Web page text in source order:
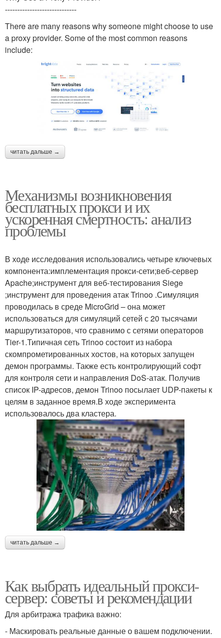
-----------------------------
There are many reasons why someone might choose to use
a proxy provider. Some of the most common reasons
include:
читать дальше →
Механизмы возникновения
бесплатных прокси и их
ускоренная смертность: анализ
проблемы
В ходе исследования использовались четыре ключевых
компонента:имплементация прокси-сети;веб-сервер
Apache;инструмент для веб-тестирования Siege
;инструмент для проведения атак Trinoo .Симуляция
проводилась в среде MicroGrid – она может
использоваться для симуляций сетей с 20 тысячами
маршрутизаторов, что сравнимо с сетями операторов
Tier-1.Типичная сеть Trinoo состоит из набора
скомпрометированных хостов, на которых запущен
демон программы. Также есть контролирующий софт
для контроля сети и направления DoS-атак. Получив
список IP-адресов, демон Trinoo посылает UDP-пакеты к
целям в заданное время.В ходе эксперимента
использовалось два кластера.
читать дальше →
Как выбрать идеальный прокси-
сервер: советы и рекомендации
Для арбитража трафика важно:
- Маскировать реальные данные о вашем подключении.